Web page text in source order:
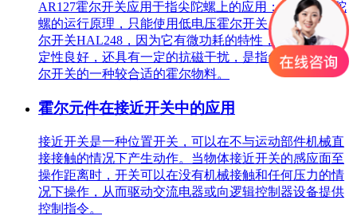
AR127霍尔开关应用于指尖陀螺上的应用： 根据指尖陀
螺的运行原理，只能使用低电压霍尔开关。建议使用霍
尔开关HAL248，因为它有微功耗的特性，体积小，稳
定性良好，还具有一定的抗磁干扰，是指尖陀螺选择霍
尔开关的一种较合适的霍尔物料。
霍尔元件在接近开关中的应用
接近开关是一种位置开关，可以在不与运动部件机械直
接接触的情况下产生动作。当物体接近开关的感应面至
操作距离时，开关可以在没有机械接触和任何压力的情
况下操作，从而驱动交流电器或向逻辑控制器设备提供
控制指令。